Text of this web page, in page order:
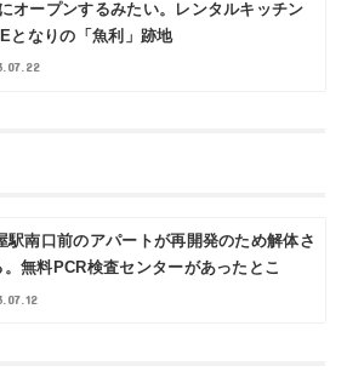
オープンするみたい。レンタルキッチン
となりの「魚利」跡地
駅南口前のアパートが再開発のため解体さ
。無料PCR検査センターがあったとこ